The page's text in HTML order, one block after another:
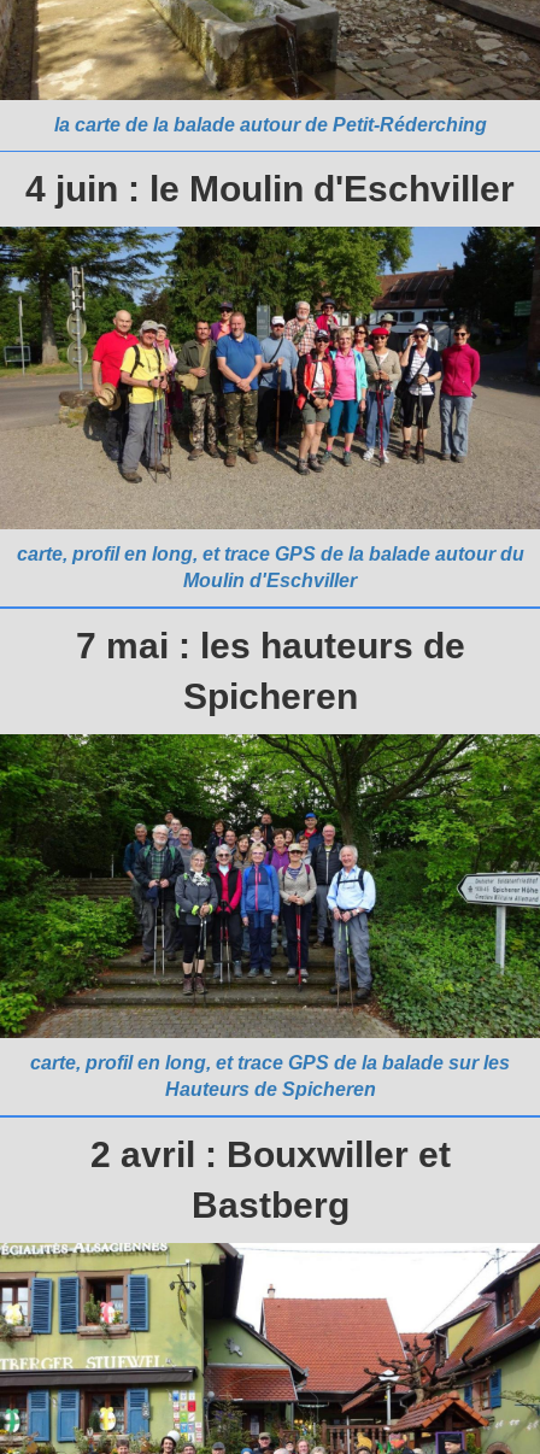
la carte de la balade autour de Petit-Réderching
4 juin : le Moulin d'Eschviller
carte, profil en long, et trace GPS de la balade autour du
Moulin d'Eschviller
7 mai : les hauteurs de
Spicheren
carte, profil en long, et trace GPS de la balade sur les
Hauteurs de Spicheren
2 avril : Bouxwiller et
Bastberg